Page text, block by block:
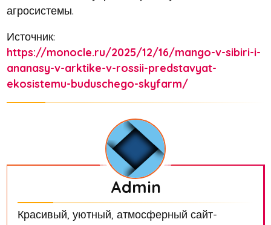
агросистемы.
Источник:
https://monocle.ru/2025/12/16/mango-v-sibiri-i-
ananasy-v-arktike-v-rossii-predstavyat-
ekosistemu-buduschego-skyfarm/
Admin
Красивый, уютный, атмосферный сайт-